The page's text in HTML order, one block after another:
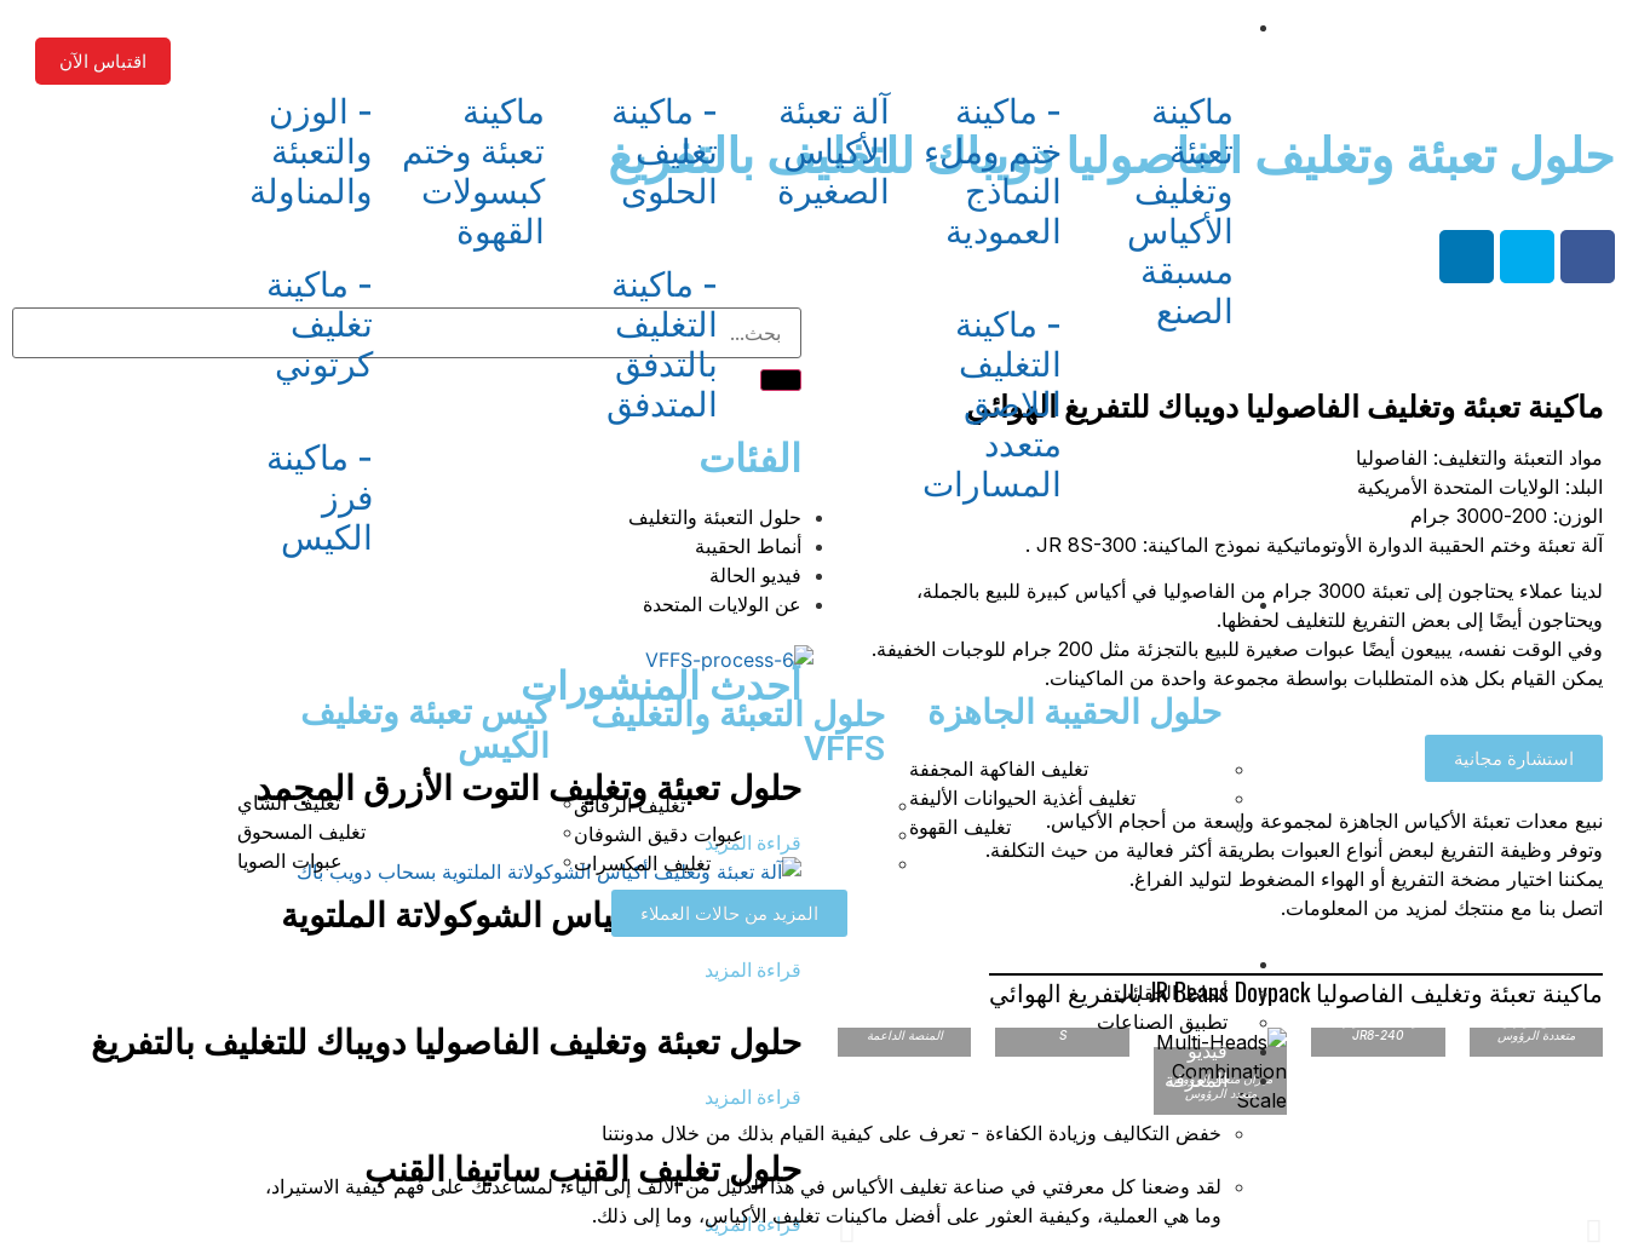
ماكينة
تعبئة
وتغليف
الأكياس
مسبقة
الصنع
- ماكينة
ختم وملء
النماذج
العمودية
- ماكينة
التغليف
اللاصق
متعدد
المسارات
آلة تعبئة
الأكياس
الصغيرة
- ماكينة
تغليف
الحلوى
- ماكينة
التغليف
بالتدفق
المتدفق
ماكينة
تعبئة وختم
كبسولات
القهوة
- الوزن
والتعبئة
والمناولة
- ماكينة
تغليف
كرتوني
- ماكينة
فرز
الكيس
حل التغليف والتعبئة والتغليف
حلول الحقيبة الجاهزة
تغليف الفاكهة المجففة
تغليف أغذية الحيوانات الأليفة
تغليف القهوة
حلول التعبئة والتغليف
VFFS
تغليف الرقائق
عبوات دقيق الشوفان
تغليف المكسرات
كيس تعبئة وتغليف
الكيس
تغليف الشاي
تغليف المسحوق
عبوات الصويا
المزيد من حالات العملاء
أنماط الحقائب
تطبيق الصناعات
فيديو
المعرفة
خفض التكاليف وزيادة الكفاءة - تعرف على كيفية القيام بذلك من خلال مدونتنا
لقد وضعنا كل معرفتي في صناعة تغليف الأكياس في هذا الدليل من الألف إلى الياء، لمساعدتك على فهم كيفية الاستيراد،
وما هي العملية، وكيفية العثور على أفضل ماكينات تغليف الأكياس، وما إلى ذلك.
اقتباس الآن
حلول تعبئة وتغليف الفاصوليا دويباك للتغليف بالتفريغ
ماكينة تعبئة وتغليف الفاصوليا دويباك للتفريغ الهوائي
مواد التعبئة والتغليف: الفاصوليا
البلد: الولايات المتحدة الأمريكية
الوزن: 200-3000 جرام
آلة تعبئة وختم الحقيبة الدوارة الأوتوماتيكية نموذج الماكينة: JR 8S-300 .
لدينا عملاء يحتاجون إلى تعبئة 3000 جرام من الفاصوليا في أكياس كبيرة للبيع بالجملة،
ويحتاجون أيضًا إلى بعض التفريغ للتغليف لحفظها.
وفي الوقت نفسه، يبيعون أيضًا عبوات صغيرة للبيع بالتجزئة مثل 200 جرام للوجبات الخفيفة.
يمكن القيام بكل هذه المتطلبات بواسطة مجموعة واحدة من الماكينات.
استشارة مجانية
نبيع معدات تعبئة الأكياس الجاهزة لمجموعة واسعة من أحجام الأكياس.
وتوفر وظيفة التفريغ لبعض أنواع العبوات بطريقة أكثر فعالية من حيث التكلفة.
يمكننا اختيار مضخة التفريغ أو الهواء المضغوط لتوليد الفراغ.
اتصل بنا مع منتجك لمزيد من المعلومات.
ماكينة تعبئة وتغليف الفاصوليا JR Beans Doypack بالتفريغ الهوائي
متعددة الرؤوس
ماكينة التعبئة
JR8-240
ميزان متعدد الرؤوس
متعدد الرؤوس
ناقل مائل على شكل
S
المنصة الداعمة
عبوات دويباك
تعبئة وختم دوارة
تعبئة الوسائد
الفئات
حلول التعبئة والتغليف
أنماط الحقيبة
فيديو الحالة
عن الولايات المتحدة
أحدث المنشورات
حلول تعبئة وتغليف التوت الأزرق المجمد
قراءة المزيد
ماكينة تعبئة أكياس الشوكولاتة الملتوية
قراءة المزيد
حلول تعبئة وتغليف الفاصوليا دويباك للتغليف بالتفريغ
قراءة المزيد
حلول تغليف القنب ساتيفا القنب
قراءة المزيد